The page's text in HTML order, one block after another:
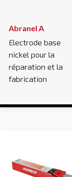
Abranel A
Electrode base
nickel pour la
réparation et la
fabrication